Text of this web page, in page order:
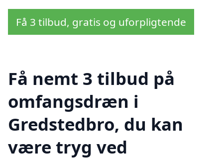
Få 3 tilbud, gratis og uforpligtende
Få nemt 3 tilbud på
omfangsdræn i
Gredstedbro, du kan
være tryg ved